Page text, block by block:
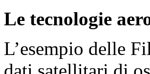
Le tecnologie
L’esempio delle